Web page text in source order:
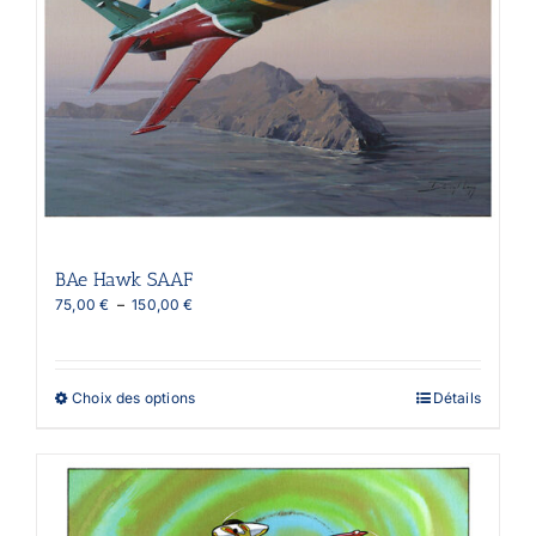
sur
la
page
du
produit
BAe Hawk SAAF
75,00€ – 150,00€Plage
Choix des optionsCe
variations.
Les
options
Détails